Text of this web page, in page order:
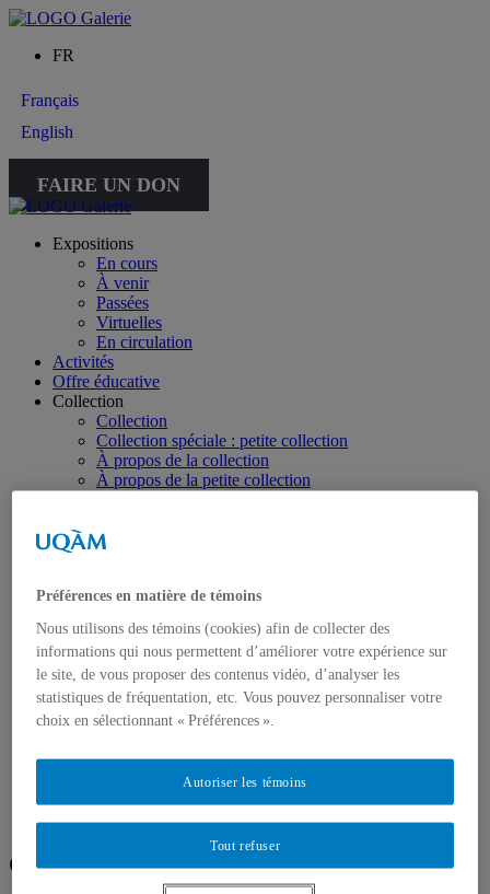
FR
Français
English
FAIRE UN DON
Expositions
En cours
À venir
Passées
Virtuelles
En circulation
Activités
Offre éducative
Collection
Collection
Collection spéciale : petite collection
À propos de la collection
À propos de la petite collection
À propos des publications
À propos
Contact
Mandat
Historique
Équipe
Proposition de projet
Plan des salles
Salle de presse
Galerie de l’UQAM
Préférences en matière de témoins
Nous utilisons des témoins (cookies) afin de collecter des
informations qui nous permettent d’améliorer votre expérience sur
le site, de vous proposer des contenus vidéo, d’analyser les
statistiques de fréquentation, etc. Vous pouvez personnaliser votre
choix en sélectionnant « Préférences ».
Tout refuser
Autoriser les témoins